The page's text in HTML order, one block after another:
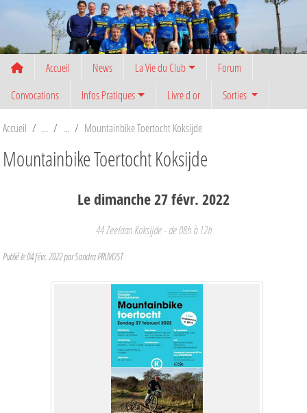
Accueil News La Vie du Club
Forum
Convocations
Infos Pratiques Livre d or Sorties
Accueil Mountainbike Toertocht Koksijde
Mountainbike Toertocht Koksijde
Ledimanche27févr.2022
44 Zeelaan Koksijde - de 08h à 12h
Publié le04 févr. 2022parSandra PRUVOST
Panneau de gestion des cookies